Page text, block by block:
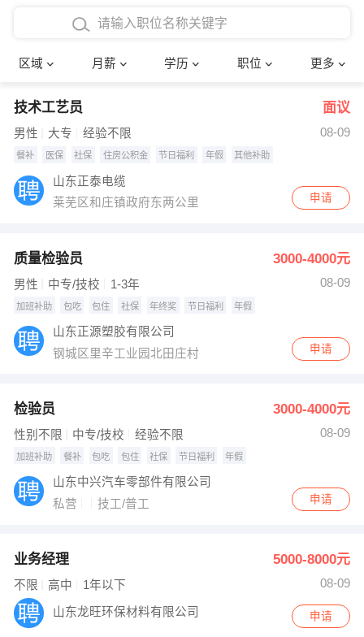
区域 月薪 学历 职位 更多
4000-5000元
8000-12000元
12000-20000元
其他
博士
文员
财务会计 传单派发
超市零售
快递员
收银员 技术员/工程师
水电/机修
保洁 贸易采购
跟单
确定
技术工艺员 面议
男性 大专 经验不限 08-09
餐补 医保 社保 住房公积金 节日福利 年假 其他补助
山东正泰电缆
莱芜区和庄镇政府东两公里
申请
质量检验员 3000-4000元
男性 中专/技校 1-3年 08-09
加班补助 包吃 包住 社保 年终奖 节日福利 年假
山东正源塑胶有限公司
钢城区里辛工业园北田庄村
申请
检验员 3000-4000元
性别不限 中专/技校 经验不限 08-09
加班补助 餐补 包吃 包住 社保 节日福利 年假
山东中兴汽车零部件有限公司
私营
技工/普工 申请
业务经理 5000-8000元
不限 高中 1年以下 08-09
山东龙旺环保材料有限公司 申请